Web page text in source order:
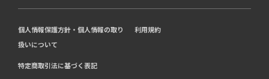
個人情報保護方針・個人情報の取り
扱いについて
利用規約
特定商取引法に基づく表記